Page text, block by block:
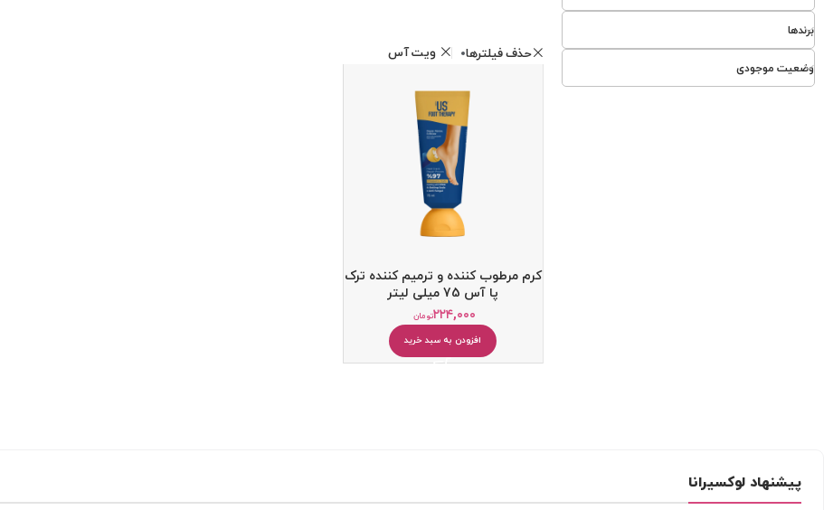
کرم مرطوب کننده
برندها
وضعیت موجودی
حذف فیلترها ویت آس
کرم مرطوب کننده و ترمیم کننده ترک
پا آس 75 میلی لیتر
تومان۲۲۴,۰۰۰
افزودن به سبد خرید
پیشنهاد لوکسیرانا